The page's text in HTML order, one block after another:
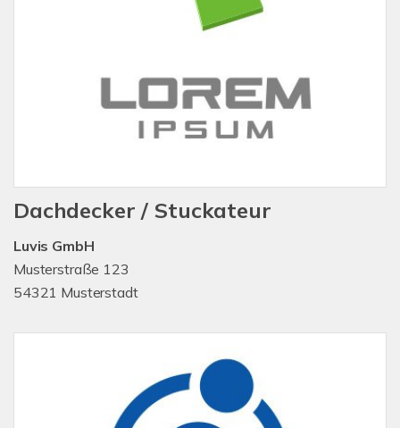
Dachdecker / Stuckateur
Luvis GmbH
Musterstraße 123
54321 Musterstadt